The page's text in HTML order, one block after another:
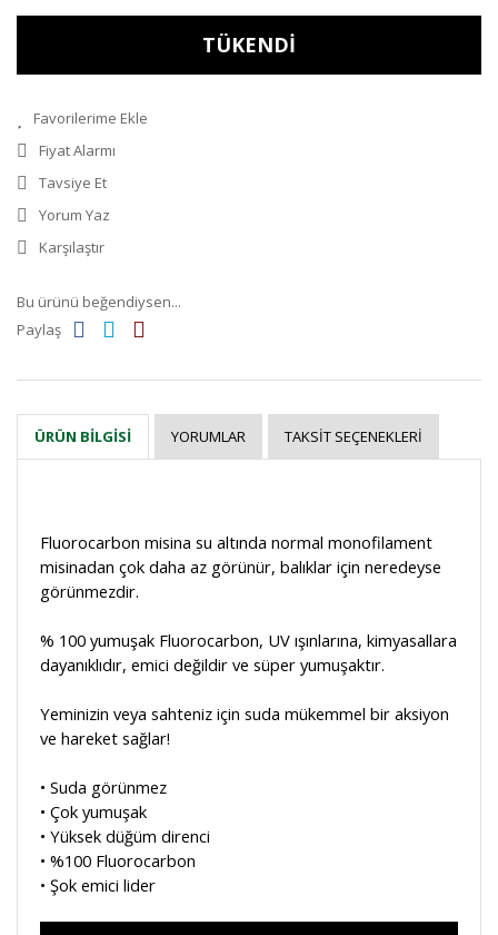
TÜKENDİ
Fiyat Alarmı
Tavsiye Et
Yorum Yaz
Karşılaştır
Bu ürünü beğendiysen...
Paylaş
ÜRÜN BILGISI YORUMLAR TAKSIT SEÇENEKLERI
Fluorocarbon misina su altında normal monofilament
misinadan çok daha az görünür, balıklar için neredeyse
görünmezdir.
% 100 yumuşak Fluorocarbon, UV ışınlarına, kimyasallara
dayanıklıdır, emici değildir ve süper yumuşaktır.
Yeminizin veya sahteniz için suda mükemmel bir aksiyon
ve hareket sağlar!
• Suda görünmez
• Çok yumuşak
• Yüksek düğüm direnci
• %100 Fluorocarbon
• Şok emici lider